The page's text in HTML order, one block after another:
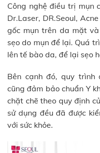
Công nghệ điều trị mụn
Dr.Laser, DR.Seoul,
gốc mụn trên da mặt
sẹo do mụn để lại. Quá
lên tế bào da, để lại sẹo
Bên cạnh đó, quy trình
cũng đảm bảo chuẩn Y
chặt chẽ theo quy định
sử dụng đều đã được
với sức khỏe.